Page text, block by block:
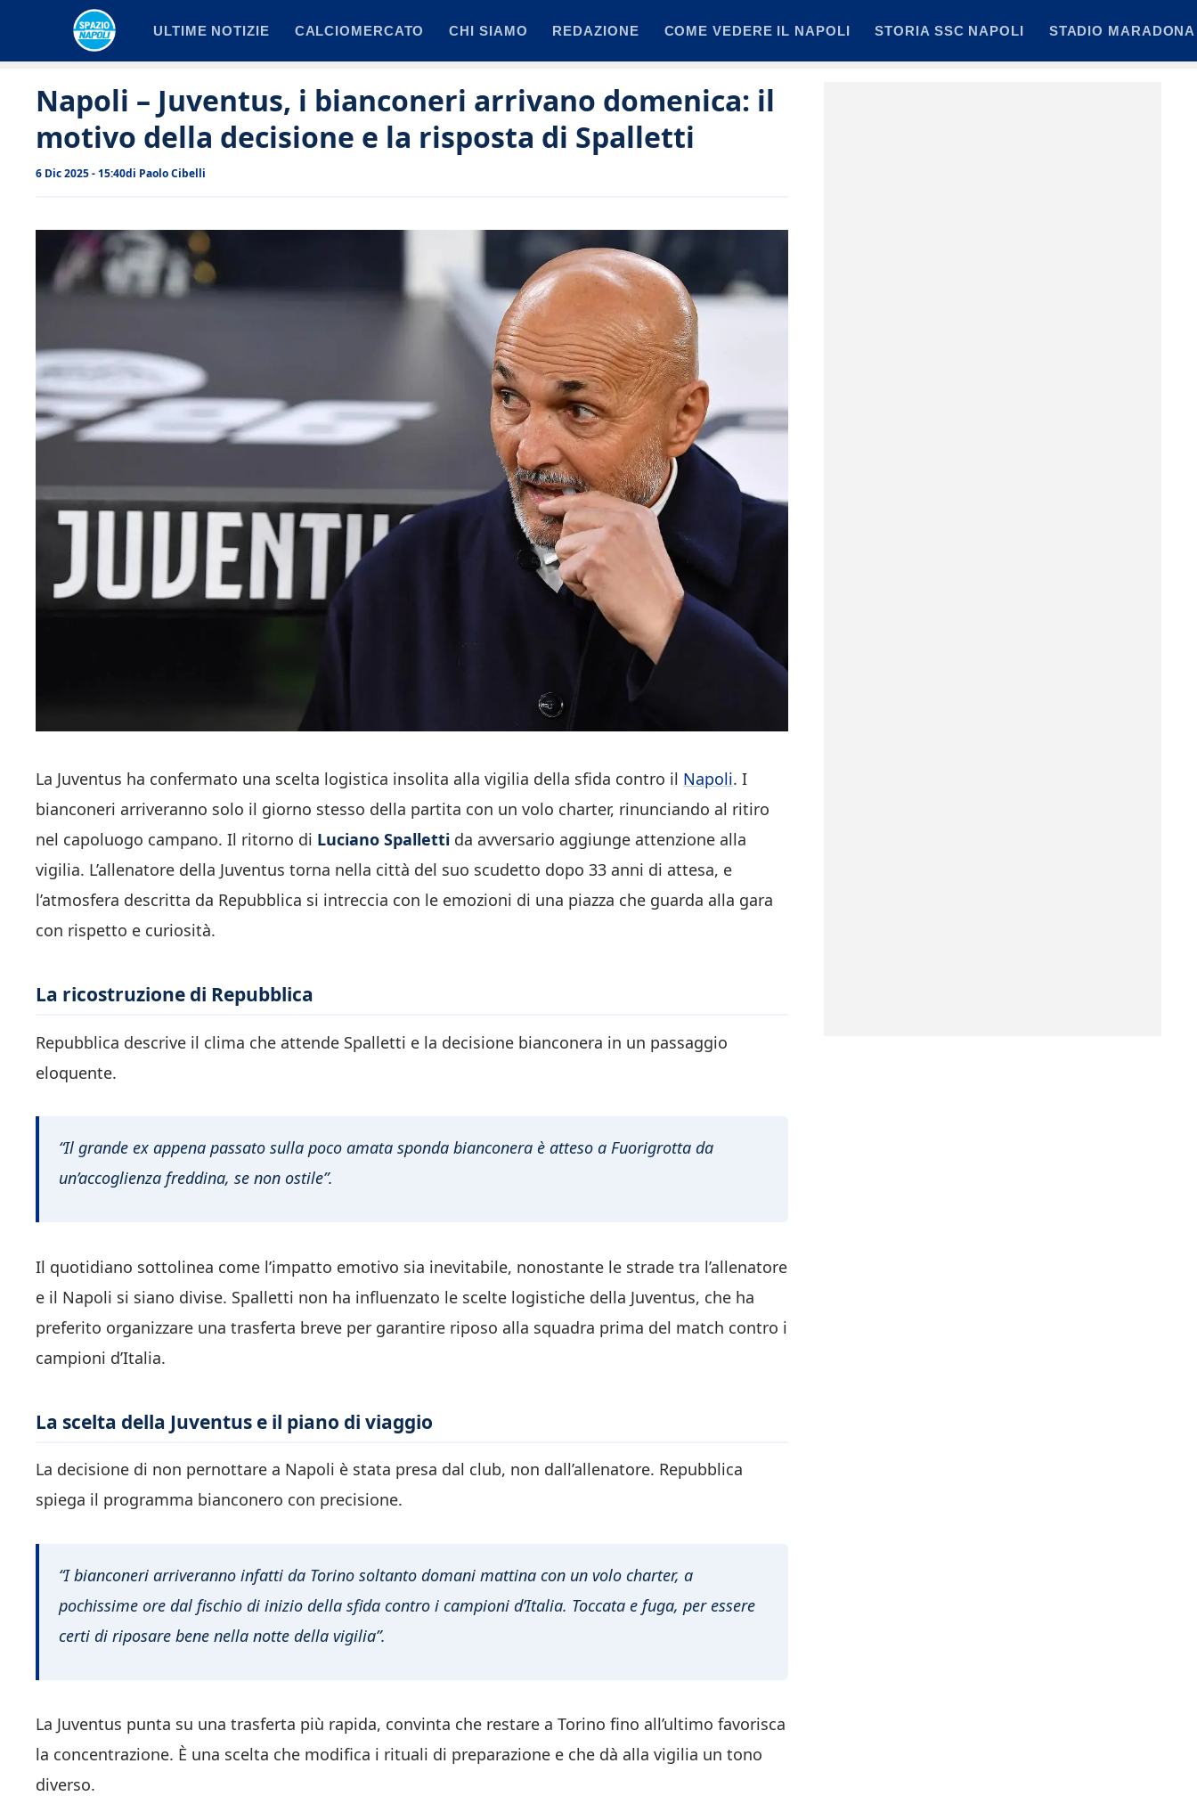
ULTIME NOTIZIE CALCIOMERCATO CHI SIAMO REDAZIONE COME VEDERE IL NAPOLI STORIA SSC NAPOLI STADIO MARADONA
Napoli – Juventus, i bianconeri arrivano domenica: il
motivo della decisione e la risposta di Spalletti
6 Dic 2025 - 15:40di Paolo Cibelli
La Juventus ha confermato una scelta logistica insolita alla vigilia della sfida contro il Napoli. I
bianconeri arriveranno solo il giorno stesso della partita con un volo charter, rinunciando al ritiro
nel capoluogo campano. Il ritorno di Luciano Spalletti da avversario aggiunge attenzione alla
vigilia. L’allenatore della Juventus torna nella città del suo scudetto dopo 33 anni di attesa, e
l’atmosfera descritta da Repubblica si intreccia con le emozioni di una piazza che guarda alla gara
con rispetto e curiosità.
La ricostruzione di Repubblica
Repubblica descrive il clima che attende Spalletti e la decisione bianconera in un passaggio
eloquente.
“Il grande ex appena passato sulla poco amata sponda bianconera è atteso a Fuorigrotta da
un’accoglienza freddina, se non ostile”.
Il quotidiano sottolinea come l’impatto emotivo sia inevitabile, nonostante le strade tra l’allenatore
e il Napoli si siano divise. Spalletti non ha influenzato le scelte logistiche della Juventus, che ha
preferito organizzare una trasferta breve per garantire riposo alla squadra prima del match contro i
campioni d’Italia.
La scelta della Juventus e il piano di viaggio
La decisione di non pernottare a Napoli è stata presa dal club, non dall’allenatore. Repubblica
spiega il programma bianconero con precisione.
“I bianconeri arriveranno infatti da Torino soltanto domani mattina con un volo charter, a
pochissime ore dal fischio di inizio della sfida contro i campioni d’Italia. Toccata e fuga, per essere
certi di riposare bene nella notte della vigilia”.
La Juventus punta su una trasferta più rapida, convinta che restare a Torino fino all’ultimo favorisca
la concentrazione. È una scelta che modifica i rituali di preparazione e che dà alla vigilia un tono
diverso.